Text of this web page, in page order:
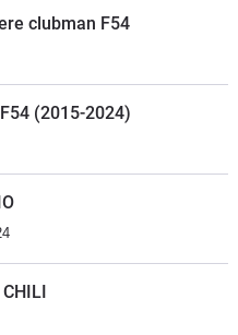
clubman F54
(2015-2024)